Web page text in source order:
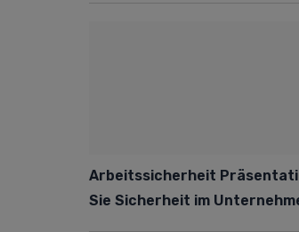
Arbeitssicherheit
Sie Sicherheit im